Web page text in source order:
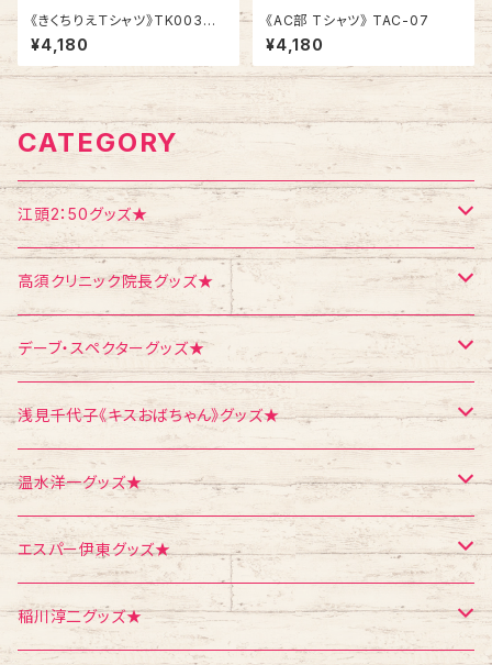
《きくちりえＴシャツ》TK003
／ 女子2人 1
¥4,180
《AC部 Tシャツ》 TAC-07
¥4,180
CATEGORY
江頭2：50グッズ★
Tシャツ
エコバッグ
ポストカード
ポスター
クリスマス
お面
高須クリニック院長グッズ★
Tシャツ
ポストカード
シール
メモ帳
CD
デーブ・スペクターグッズ★
ポストカード
浅見千代子《キスおばちゃん》グッズ★
Tシャツ
ポストカード
温水洋一グッズ★
ポスター
ポストカード
エスパー伊東グッズ★
Tシャツ
稲川淳二グッズ★